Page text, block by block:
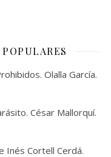
Olalla García.
César Mallorquí.
Inés Cortell Cerdá.